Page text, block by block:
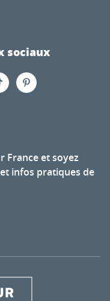
sociaux
France et soyez
infos pratiques de